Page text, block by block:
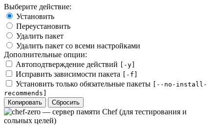
Выберите действие:
Установить
Переустановить
Удалить пакет
Удалить пакет со всеми настройками
Дополнительные опции:
Автоподтверждение действий
[-y]
Исправить зависимости пакета [-f]
Установить только обязательные пакеты
[--no-install-
recommends]
Копировать
Сбросить